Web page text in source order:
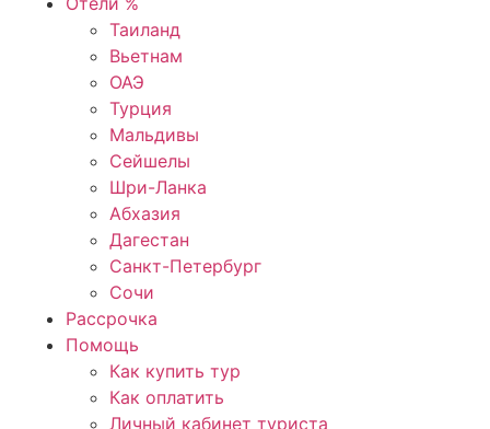
Таиланд
Вьетнам
ОАЭ
Турция
Мальдивы
Сейшелы
Шри-Ланка
Абхазия
Дагестан
Санкт-Петербург
Сочи
Рассрочка
Помощь
Как купить тур
Как оплатить
Личный кабинет туриста